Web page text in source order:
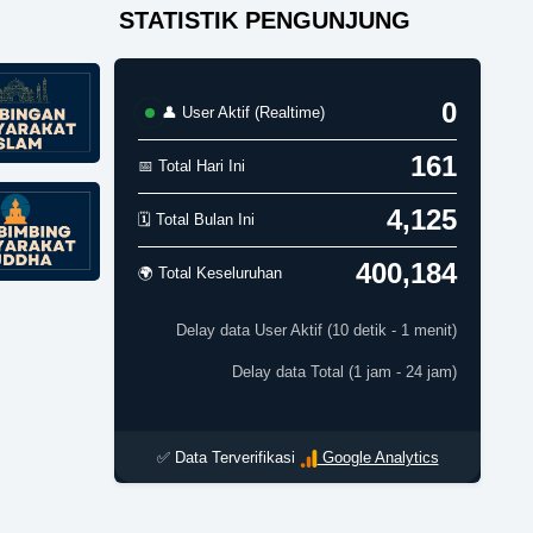
STATISTIK PENGUNJUNG
👤 User Aktif (Realtime) 0
📅 Total Hari Ini 161
🗓️ Total Bulan Ini 4,125
🌍 Total Keseluruhan 400,184
Delay data User Aktif (10 detik - 1 menit)
Delay data Total (1 jam - 24 jam)
✅ Data Terverifikasi Google Analytics